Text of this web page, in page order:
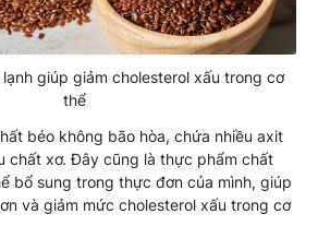
giúp giảm cholesterol xấu trong cơ
thể
béo không bão hòa, chứa nhiều axit
chất xơ. Đây cũng là thực phẩm chất
bổ sung trong thực đơn của mình, giúp
và giảm mức cholesterol xấu trong cơ